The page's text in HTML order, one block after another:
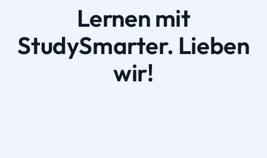
Lernen mit
StudySmarter. Lieben
wir!